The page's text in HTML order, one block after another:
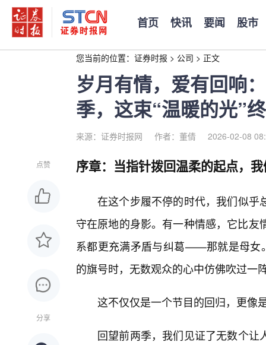
首页 快讯 要闻 股市
您当前的位置： 证券时报 > 公司 > 正文
岁月有情，爱有回响
季，这束“温暖的光”
来源：证券时报网 作者：董倩 2026-02-08
点赞
分享
序章：当指针拨回温柔的起点，
在这个步履不停的时代，我们似乎
守在原地的身影。有一种情感，它比
系都更充满矛盾与纠葛——那就是母女
的旗号时，无数观众的心中仿佛吹过一
这不仅仅是一个节目的回归，更像
回望前两季，我们见证了无数个